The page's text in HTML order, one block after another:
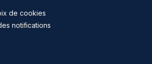
de cookies
notifications